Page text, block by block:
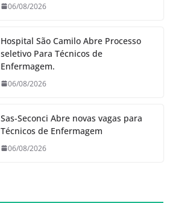
06/08/2026
Hospital São Camilo Abre Processo
seletivo Para Técnicos de
Enfermagem.
06/08/2026
Sas-Seconci Abre novas vagas para
Técnicos de Enfermagem
06/08/2026